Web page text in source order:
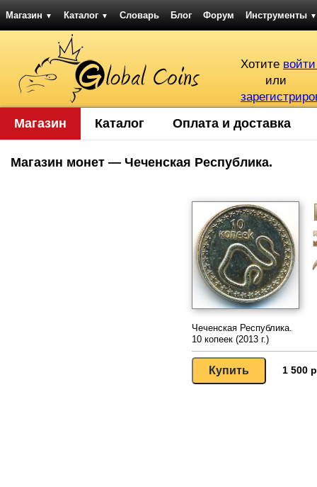
Магазин ▼ Каталог ▼ Словарь Блог Форум Инструменты ▼
Хотите
или
Магазин Каталог Оплата и доставка
Магазин монет — Чеченская Республика.
Чеченская Республика.
10 копеек (2013 г.)
1 500